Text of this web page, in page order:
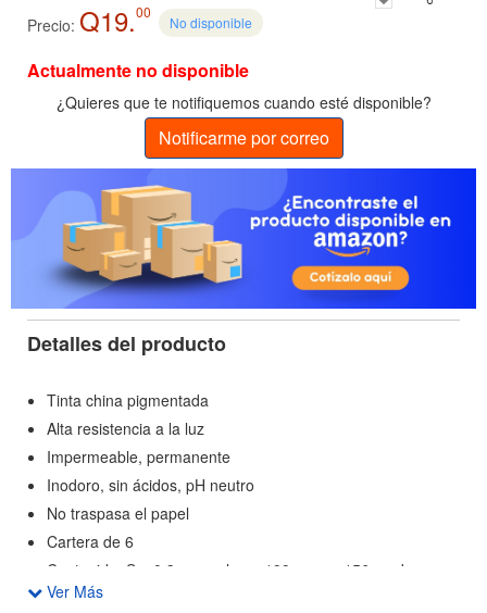
Precio: Q19.00
No disponible
Actualmente no disponible
¿Quieres que te notifiquemos cuando esté disponible?
Notificarme por correo
Detalles del producto
Tinta china pigmentada
Alta resistencia a la luz
Impermeable, permanente
Inodoro, sin ácidos, pH neutro
No traspasa el papel
Cartera de 6
Contenido: S = 0,3 mm colores 199 negro, 156 verde
cobalto, B = colores de punta de pincel 104 esmalte
Ver Más